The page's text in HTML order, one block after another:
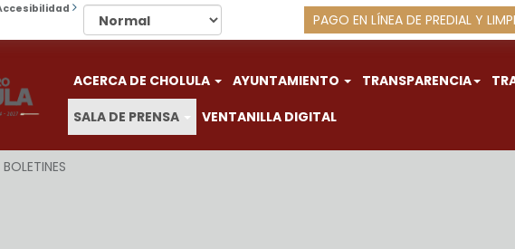
PAGO EN LÍNEA DE PREDIAL Y
ACERCA DE CHOLULA AYUNTAMIENTO TRANSPARENCIA
SALA DE PRENSA
VENTANILLA DIGITAL
BOLETINES